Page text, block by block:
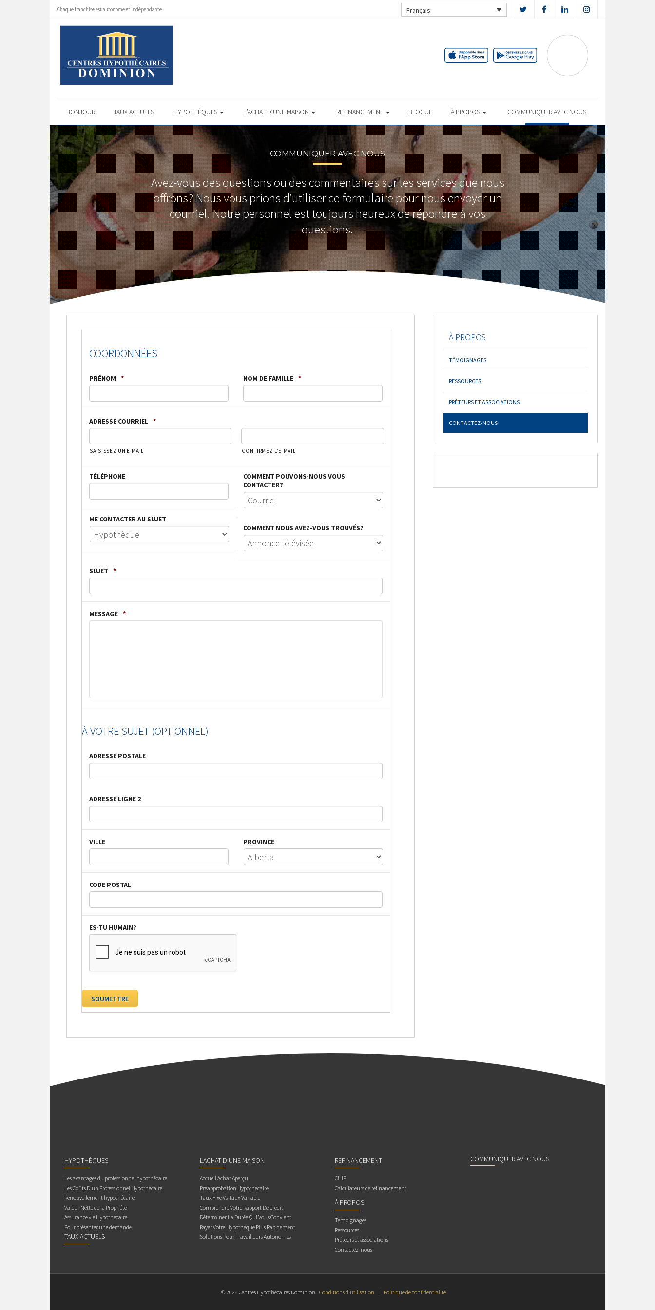
Chaque franchise est autonome et indépendante Français
BONJOUR TAUX ACTUELS HYPOTHÈQUES L’ACHAT D’UNE MAISON REFINANCEMENT BLOGUE À PROPOS COMMUNIQUER AVEC NOUS
COMMUNIQUER AVEC NOUS
Avez-vous des questions ou des commentaires sur les services que nous
offrons? Nous vous prions d’utiliser ce formulaire pour nous envoyer un
courriel. Notre personnel est toujours heureux de répondre à vos
questions.
COORDONNÉES
PRÉNOM * NOM DE FAMILLE *
ADRESSE COURRIEL *
SAISISSEZ UN E-MAIL CONFIRMEZ L’E-MAIL
TÉLÉPHONE
COMMENT POUVONS-NOUS VOUS
CONTACTER?
ME CONTACTER AU SUJET
COMMENT NOUS AVEZ-VOUS TROUVÉS?
SUJET *
MESSAGE *
À VOTRE SUJET (OPTIONNEL)
ADRESSE POSTALE
ADRESSE LIGNE 2
VILLE PROVINCE
CODE POSTAL
ES-TU HUMAIN?
À PROPOS
TÉMOIGNAGES
RESSOURCES
PRÊTEURS ET ASSOCIATIONS
CONTACTEZ-NOUS
HYPOTHÈQUES
Les avantages du professionnel hypothécaire
Les Coûts D’un Professionnel Hypothécaire
Renouvellement hypothécaire
Valeur Nette de la Propriété
Assurance vie Hypothécaire
Pour présenter une demande
TAUX ACTUELS
L’ACHAT D’UNE MAISON
Accueil Achat Aperçu
Préapprobation Hypothécaire
Taux Fixe Vs Taux Variable
Comprendre Votre Rapport De Crédit
Déterminer La Durée Qui Vous Convient
Payer Votre Hypothèque Plus Rapidement
Solutions Pour Travailleurs Autonomes
REFINANCEMENT
CHIP
Calculateurs de refinancement
À PROPOS
Témoignages
Ressources
Prêteurs et associations
Contactez-nous
COMMUNIQUER AVEC NOUS
© 2026 Centres Hypothécaires Dominion Conditions d’utilisation | Politique de confidentialité